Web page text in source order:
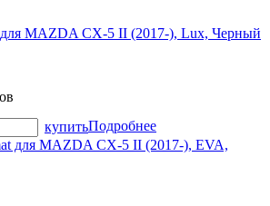
MAZDA CX-5 II (2017-), Lux, Черный
купитьПодробнее